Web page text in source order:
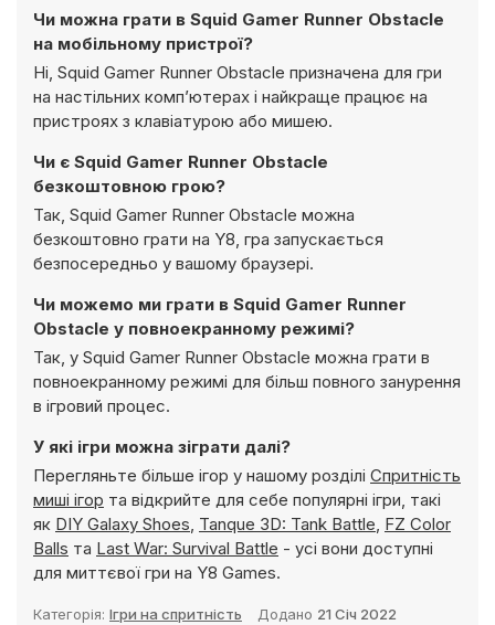
Чи можна грати в Squid Gamer Runner Obstacle
на мобільному пристрої?
Ні, Squid Gamer Runner Obstacle призначена для гри
на настільних комп’ютерах і найкраще працює на
пристроях з клавіатурою або мишею.
Чи є Squid Gamer Runner Obstacle
безкоштовною грою?
Так, Squid Gamer Runner Obstacle можна
безкоштовно грати на Y8, гра запускається
безпосередньо у вашому браузері.
Чи можемо ми грати в Squid Gamer Runner
Obstacle у повноекранному режимі?
Так, у Squid Gamer Runner Obstacle можна грати в
повноекранному режимі для більш повного занурення
в ігровий процес.
У які ігри можна зіграти далі?
Перегляньте більше ігор у нашому розділі Cпритність
миші ігор та відкрийте для себе популярні ігри, такі
як DIY Galaxy Shoes, Tanque 3D: Tank Battle, FZ Color
Balls та Last War: Survival Battle - усі вони доступні
для миттєвої гри на Y8 Games.
Категорія: Ігри на спритність Додано 21 Січ 2022